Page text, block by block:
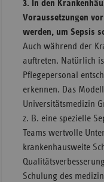
3. In den
Voraussetzungen
werden, um Sepsis
Auch während der
auftreten. Natürlich
Pflegepersonal
erkennen. Das
Universitätsmedizin
z. B. eine spezielle
Teams wertvolle
krankenhausweite
Schulung des